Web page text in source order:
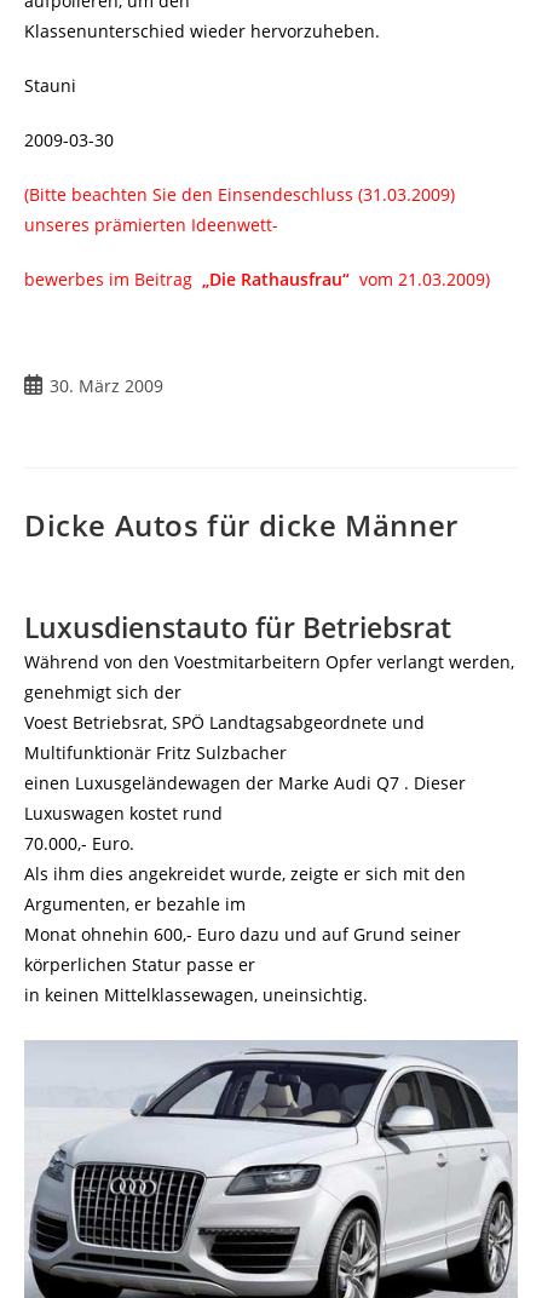
Klassenunterschied wieder hervorzuheben.
Stauni
2009-03-30
(Bitte beachten Sie den Einsendeschluss (31.03.2009)
unseres prämierten Ideenwett-
bewerbes im Beitrag „Die Rathausfrau“ vom 21.03.2009)
30. März 2009
Dicke Autos für dicke Männer
Luxusdienstauto für Betriebsrat
Während von den Voestmitarbeitern Opfer verlangt werden,
genehmigt sich der
Voest Betriebsrat, SPÖ Landtagsabgeordnete und
Multifunktionär Fritz Sulzbacher
einen Luxusgeländewagen der Marke Audi Q7 . Dieser
Luxuswagen kostet rund
70.000,- Euro.
Als ihm dies angekreidet wurde, zeigte er sich mit den
Argumenten, er bezahle im
Monat ohnehin 600,- Euro dazu und auf Grund seiner
körperlichen Statur passe er
in keinen Mittelklassewagen, uneinsichtig.